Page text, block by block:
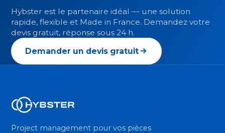
Hybster est le partenaire idéal — une solution
rapide, flexible et Made in France. Demandez votre
devis gratuit, réponse sous 24 h.
Demander un devis gratuit
Project management pour vos pièces